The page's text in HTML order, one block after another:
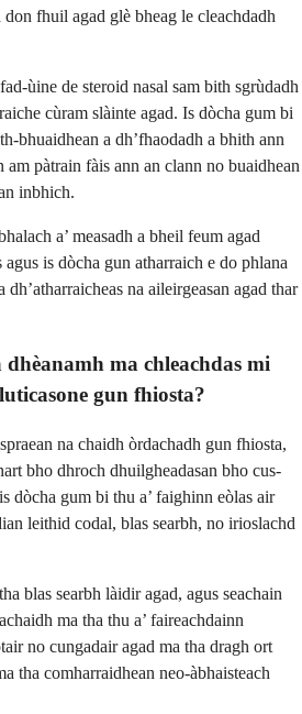
don fhuil agad glè bheag le cleachdadh
ùine de steroid nasal sam bith sgrùdadh
cùram slàinte agad. Is dòcha gum bi
bhuaidhean a dh’fhaodadh a bhith ann
am pàtrain fàis ann an clann no buaidhean
inbhich.
a’ measadh a bheil feum agad
is dòcha gun atharraich e do phlana
na aileirgeasan agad thar
ma chleachdas mi
gun fhiosta?
na chaidh òrdachadh gun fhiosta,
bho dhroch dhuilgheadasan bho cus-
dòcha gum bi thu a’ faighinn eòlas air
leithid codal, blas searbh, no irioslachd
blas searbh làidir agad, agus seachain
ma tha thu a’ faireachdainn
no cungadair agad ma tha dragh ort
tha comharraidhean neo-àbhaisteach